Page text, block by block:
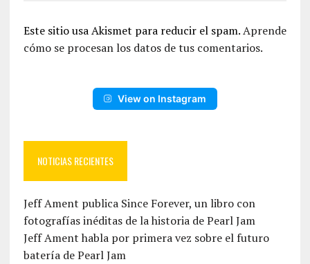
Este sitio usa Akismet para reducir el spam.Aprende
cómo se procesan los datos de tus comentarios.
View on Instagram
NOTICIAS RECIENTES
Jeff Ament publica Since Forever, un libro con
fotografías inéditas de la historia de Pearl Jam
Jeff Ament habla por primera vez sobre el futuro
batería de Pearl Jam